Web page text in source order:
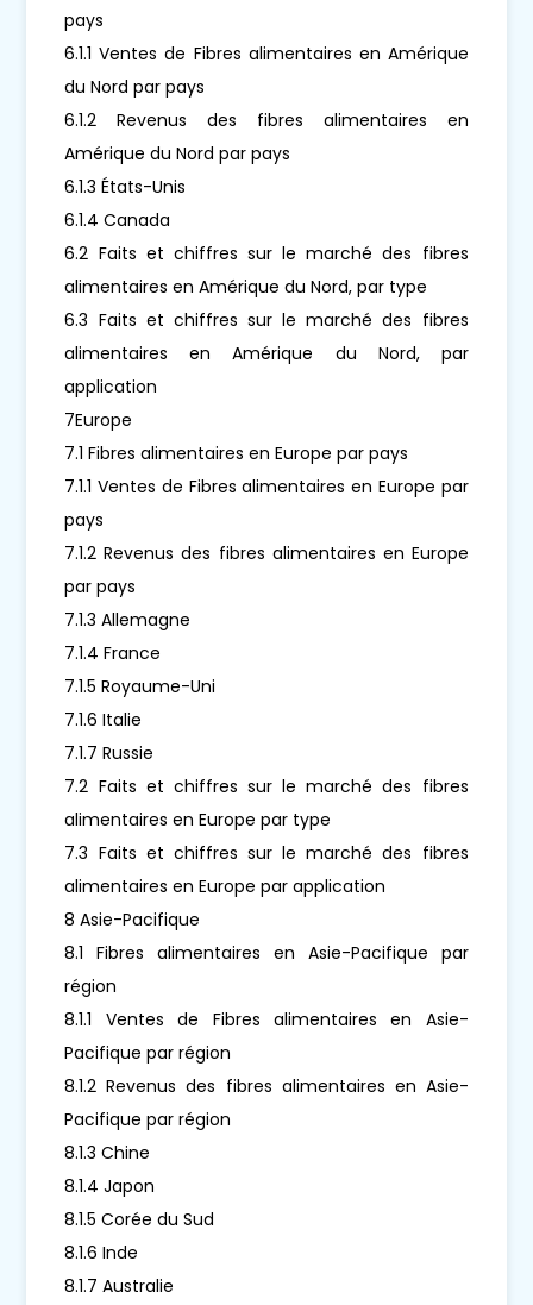
pays
6.1.1 Ventes de Fibres alimentaires en Amérique
du Nord par pays
6.1.2 Revenus des fibres alimentaires en
Amérique du Nord par pays
6.1.3 États-Unis
6.1.4 Canada
6.2 Faits et chiffres sur le marché des fibres
alimentaires en Amérique du Nord, par type
6.3 Faits et chiffres sur le marché des fibres
alimentaires en Amérique du Nord, par
application
7Europe
7.1 Fibres alimentaires en Europe par pays
7.1.1 Ventes de Fibres alimentaires en Europe par
pays
7.1.2 Revenus des fibres alimentaires en Europe
par pays
7.1.3 Allemagne
7.1.4 France
7.1.5 Royaume-Uni
7.1.6 Italie
7.1.7 Russie
7.2 Faits et chiffres sur le marché des fibres
alimentaires en Europe par type
7.3 Faits et chiffres sur le marché des fibres
alimentaires en Europe par application
8 Asie-Pacifique
8.1 Fibres alimentaires en Asie-Pacifique par
région
8.1.1 Ventes de Fibres alimentaires en Asie-
Pacifique par région
8.1.2 Revenus des fibres alimentaires en Asie-
Pacifique par région
8.1.3 Chine
8.1.4 Japon
8.1.5 Corée du Sud
8.1.6 Inde
8.1.7 Australie